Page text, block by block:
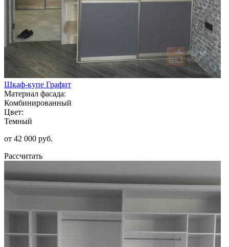
Шкаф-купе Графит
Материал фасада:
Комбинированный
Цвет:
Темный
от 42 000 руб.
Рассчитать